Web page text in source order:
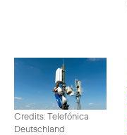
Credits: Telefónica
Deutschland